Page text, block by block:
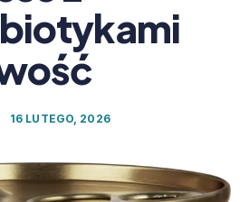
16 LUTEGO, 2026